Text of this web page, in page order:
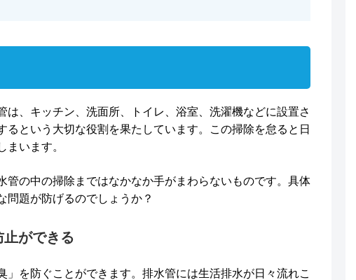
、キッチン、洗面所、トイレ、浴室、洗濯機などに設置さ
という大切な役割を果たしています。この掃除を怠ると日
います。
管の中の掃除まではなかなか手がまわらないものです。具体
問題が防げるのでしょうか？
ができる
を防ぐことができます。排水管には生活排水が日々流れこ